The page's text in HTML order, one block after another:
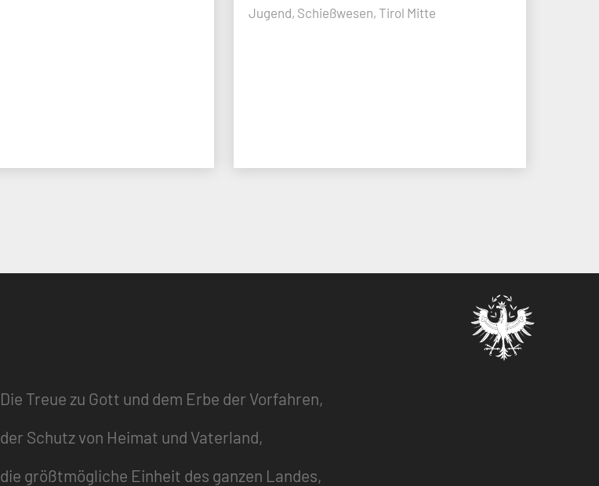
Jugend, Schießwesen, Tirol Mitte
Die Treue zu Gott und dem Erbe der Vorfahren,
der Schutz von Heimat und Vaterland,
die größtmögliche Einheit des ganzen Landes,